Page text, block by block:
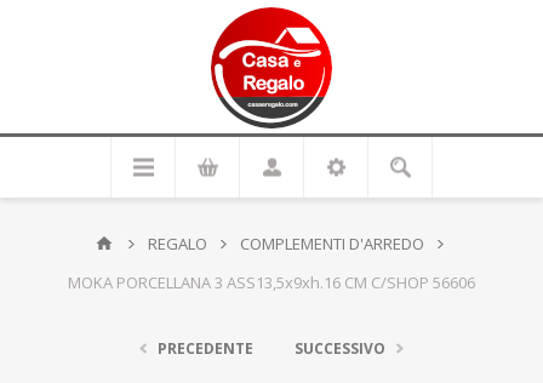
REGALO
COMPLEMENTI D'ARREDO
MOKA PORCELLANA 3 ASS13,5x9xh.16 CM C/SHOP 56606
PRECEDENTE SUCCESSIVO